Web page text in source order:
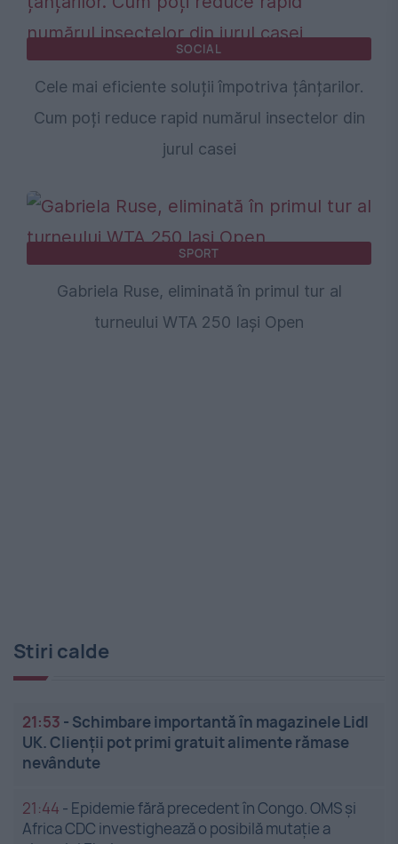
SOCIAL
Cele mai eficiente soluții împotriva țânțarilor.
Cum poți reduce rapid numărul insectelor din
jurul casei
SPORT
Gabriela Ruse, eliminată în primul tur al
turneului WTA 250 Iași Open
Stiri calde
21:53 - Schimbare importantă în magazinele Lidl
UK. Clienții pot primi gratuit alimente rămase
nevândute
21:44 - Epidemie fără precedent în Congo. OMS și
Africa CDC investighează o posibilă mutație a